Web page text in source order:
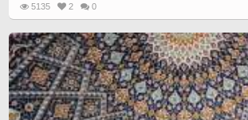
5135 2 0